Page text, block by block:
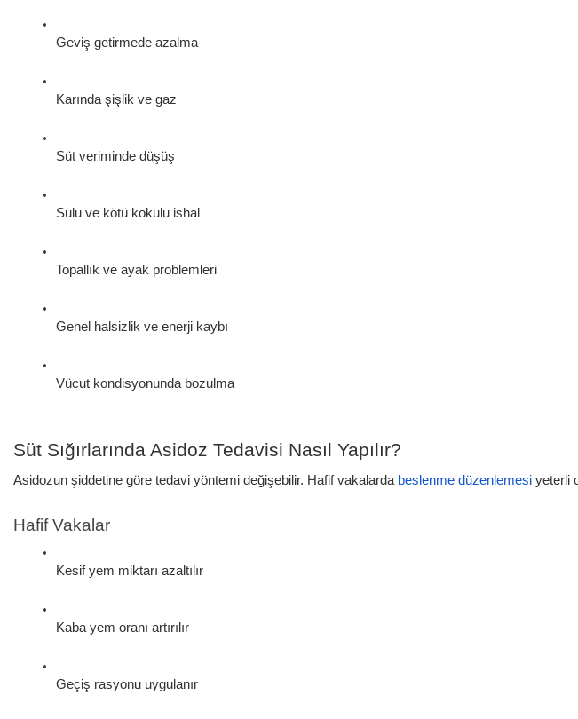
Geviş getirmede azalma
Karında şişlik ve gaz
Süt veriminde düşüş
Sulu ve kötü kokulu ishal
Topallık ve ayak problemleri
Genel halsizlik ve enerji kaybı
Vücut kondisyonunda bozulma
Süt Sığırlarında Asidoz Tedavisi Nasıl Yapılır?
Asidozun şiddetine göre tedavi yöntemi değişebilir. Hafif vakalardabeslenme düzenlemesi yeterli
Hafif Vakalar
Kesif yem miktarı azaltılır
Kaba yem oranı artırılır
Geçiş rasyonu uygulanır